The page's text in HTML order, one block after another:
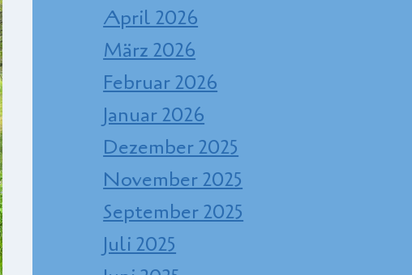
April 2026
März 2026
Februar 2026
Januar 2026
Dezember 2025
November 2025
September 2025
Juli 2025